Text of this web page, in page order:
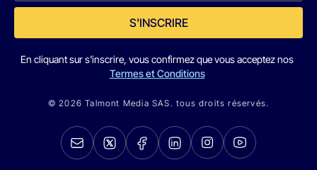
S'INSCRIRE
En cliquant sur s'inscrire, vous confirmez que vous acceptez nos
Termes et Conditions
© 2026 Talmont Media SAS. tous droits réservés.